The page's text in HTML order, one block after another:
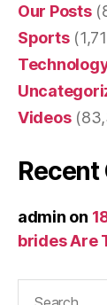
Our Posts
Sports
Videos
Recent
admin on
brides Are